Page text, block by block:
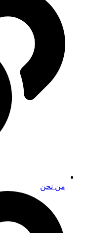
من نحن